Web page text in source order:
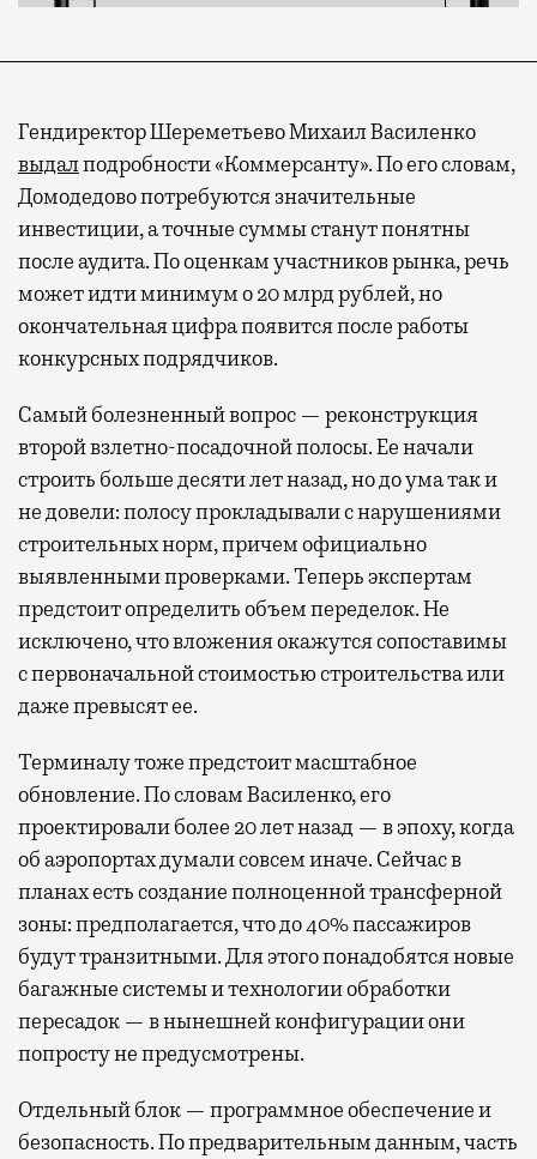
Гендиректор Шереметьево Михаил Василенко
выдалподробности «Коммерсанту». По его словам,
Домодедово потребуются значительные
инвестиции, а точные суммы станут понятны
после аудита. По оценкам участников рынка, речь
может идти минимум о 20 млрд рублей, но
окончательная цифра появится после работы
конкурсных подрядчиков.
Самый болезненный вопрос — реконструкция
второй взлетно-посадочной полосы. Ее начали
строить больше десяти лет назад, но до ума так и
не довели: полосу прокладывали с нарушениями
строительных норм, причем официально
выявленными проверками. Теперь экспертам
предстоит определить объем переделок. Не
исключено, что вложения окажутся сопоставимы
с первоначальной стоимостью строительства или
даже превысят ее.
Терминалу тоже предстоит масштабное
обновление. По словам Василенко, его
проектировали более 20 лет назад — в эпоху, когда
об аэропортах думали совсем иначе. Сейчас в
планах есть создание полноценной трансферной
зоны: предполагается, что до 40% пассажиров
будут транзитными. Для этого понадобятся новые
багажные системы и технологии обработки
пересадок — в нынешней конфигурации они
попросту не предусмотрены.
Отдельный блок — программное обеспечение и
безопасность. По предварительным данным, часть